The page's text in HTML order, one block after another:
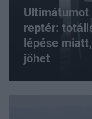
reptér:
lépése
jöhet